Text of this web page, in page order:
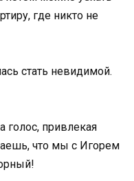
где никто не
стать невидимой.
голос, привлекая
что мы с Игорем